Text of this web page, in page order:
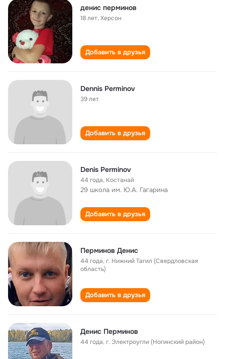
денис перминов
18 лет,Херсон
Добавить в друзья
Dennis Perminov
39 лет
Добавить в друзья
Denis Perminov
44 года, Костанай
29 школа им. Ю.А. Гагарина
Добавить в друзья
Перминов Денис
44 года,г. Нижний Тагил (Свердловская
область)
Добавить в друзья
Денис Перминов
44 года,г. Электроугли (Ногинский район)